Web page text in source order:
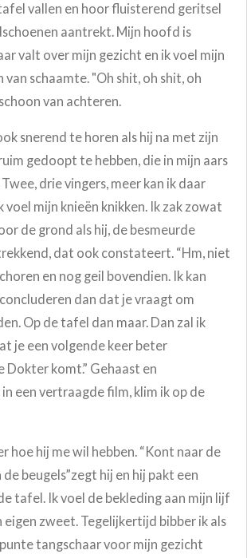
vallen en hoor fluisterend geritsel
aantrekt. Mijn hoofd is
valt over mijn gezicht en ik voel mijn
van schaamte. "Oh shit, oh shit, oh
van achteren.
snerend te horen als hij na met zijn
gedoopt te hebben, die in mijn aars
drie vingers, meer kan ik daar
voel mijn knieën knikken. Ik zak zowat
de grond als hij, de besmeurde
dat ook constateert. “Hm, niet
en nog geil bovendien. Ik kan
dan dat je vraagt om
Op de tafel dan maar. Dan zal ik
je een volgende keer beter
Dokter komt.” Gehaast en
een vertraagde film, klim ik op de
hoe hij me wil hebben. “Kont naar de
de beugels”zegt hij en hij pakt een
tafel. Ik voel de bekleding aan mijn lijf
eigen zweet. Tegelijkertijd bibber ik als
tangschaar voor mijn gezicht